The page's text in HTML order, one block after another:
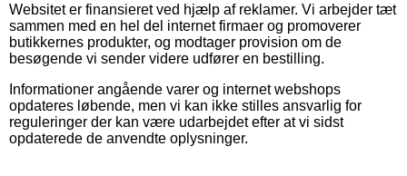
Websitet er finansieret ved hjælp af reklamer. Vi arbejder tæt
sammen med en hel del internet firmaer og promoverer
butikkernes produkter, og modtager provision om de
besøgende vi sender videre udfører en bestilling.
Informationer angående varer og internet webshops
opdateres løbende, men vi kan ikke stilles ansvarlig for
reguleringer der kan være udarbejdet efter at vi sidst
opdaterede de anvendte oplysninger.